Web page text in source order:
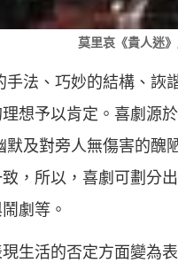
莫里哀《貴人迷
法、巧妙的結構、
想予以肯定。喜劇源
及對旁人無傷害的醜
，所以，喜劇可劃分
劇等。
生活的否定方面變為